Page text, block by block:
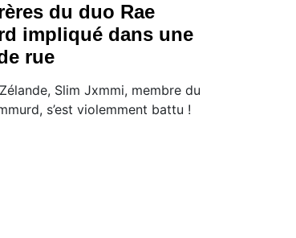
du duo Rae
impliqué dans une
rue
Slim Jxmmi, membre du
s’est violemment battu !